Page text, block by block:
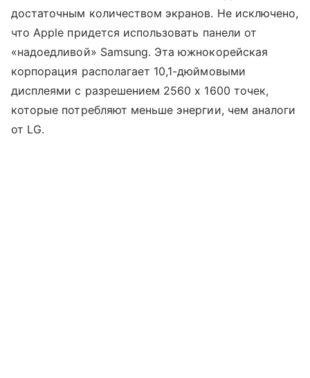
достаточным количеством экранов. Не исключено,
что Apple придется использовать панели от
«надоедливой» Samsung. Эта южнокорейская
корпорация располагает 10,1-дюймовыми
дисплеями с разрешением 2560 x 1600 точек,
которые потребляют меньше энергии, чем аналоги
от LG.